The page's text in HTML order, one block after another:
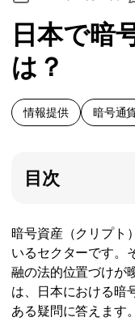
日本で暗
は？
情報提供 暗号通
目次
暗号資産（クリプト
いるセクターです。
融の法的位置づけが
は、日本における暗
ある疑問に答えます